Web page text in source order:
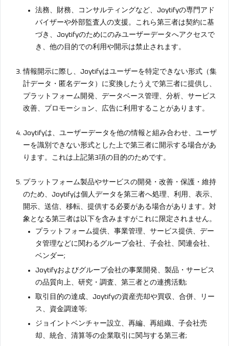
法務、財務、コンサルティングなど、Joytifyの専門アド
バイザーや外部監査人の支援。これら第三者は契約に基
づき、Joytifyのためにのみユーザーデータへアクセスで
き、他の目的での利用や開示は禁止されます。
情報開示に際し、Joytifyはユーザーを特定できない形式（集
計データ・匿名データ）に変換したうえで第三者に提供し、
プラットフォーム開発、データベース管理、分析、サービス
改善、プロモーション、広告に利用することがあります。
Joytifyは、ユーザーデータを他の情報と組み合わせ、ユーザ
ーを識別できない形式とした上で第三者に開示する場合があ
ります。これは上記第3項の目的のためです。
プラットフォーム製品やサービスの開発・改善・保護・維持
のため、Joytifyは個人データを第三者へ処理、利用、表示、
開示、送信、移転、提供する必要がある場合があります。対
象となる第三者は以下を含みますがこれに限定されません。
プラットフォーム提供、事業管理、サービス提供、デー
タ管理などに関わるグループ会社、子会社、関連会社、
ベンダー;
Joytifyおよびグループ会社の事業開発、製品・サービス
の品質向上、研究・調査、第三者との連携活動;
取引目的の達成、Joytifyの資産売却や買収、合併、リー
ス、資金調達等;
ジョイントベンチャー設立、再編、再組織、子会社売
却、統合、清算等の企業取引に関与する第三者;